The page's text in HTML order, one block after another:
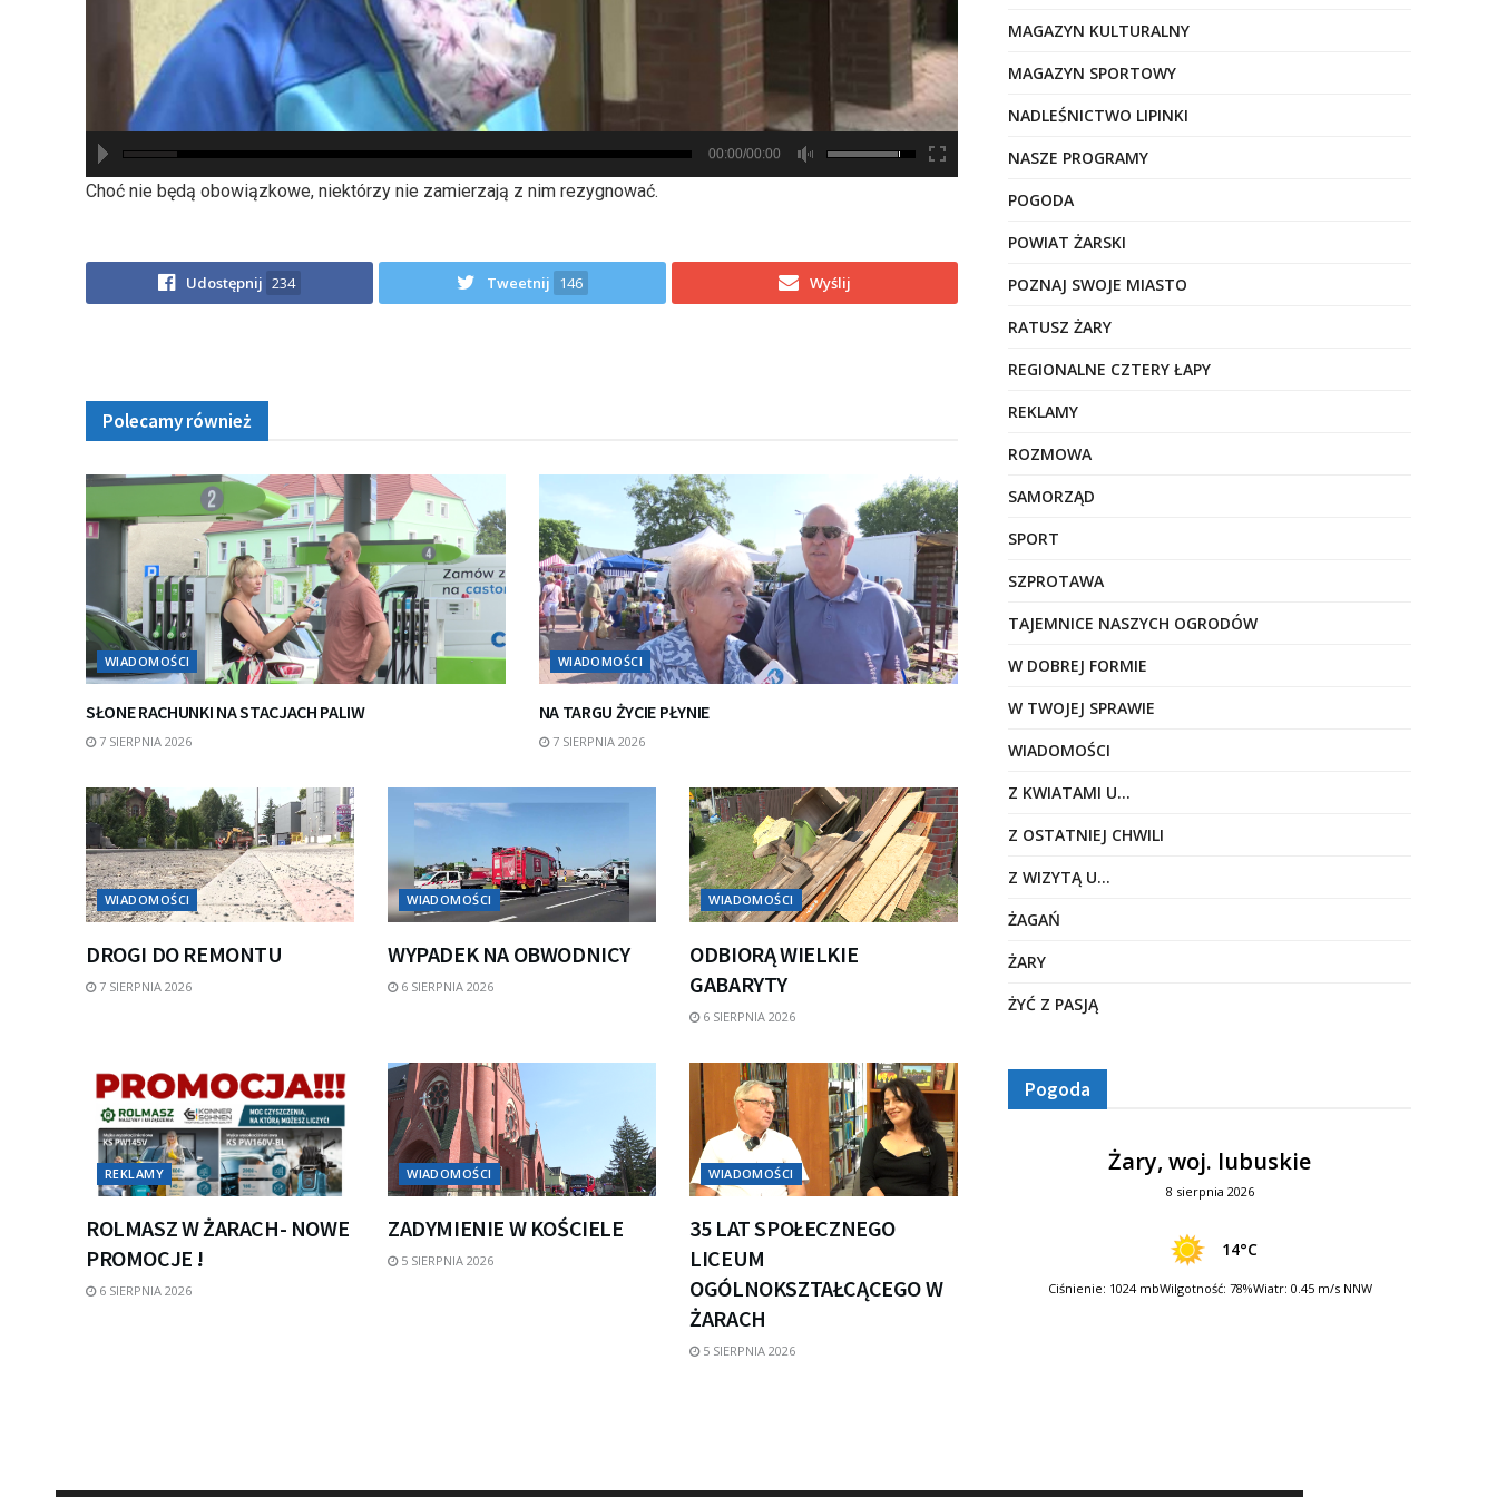
hd2880
hd2160
hd2160
hd1440
highres
hd1080
hd720
medium
00:00/00:00
Choć nie będą obowiązkowe, niektórzy nie zamierzają z nim rezygnować.
Udostępnij 234 Tweetnij 146 Wyślij
Polecamy również
WIADOMOŚCI
SŁONE RACHUNKI NA STACJACH PALIW
7 SIERPNIA 2026
WIADOMOŚCI
NA TARGU ŻYCIE PŁYNIE
7 SIERPNIA 2026
WIADOMOŚCI
DROGI DO REMONTU
7 SIERPNIA 2026
WIADOMOŚCI
WYPADEK NA OBWODNICY
6 SIERPNIA 2026
WIADOMOŚCI
ODBIORĄ WIELKIE
GABARYTY
6 SIERPNIA 2026
REKLAMY
ROLMASZ W ŻARACH- NOWE
PROMOCJE !
6 SIERPNIA 2026
WIADOMOŚCI
ZADYMIENIE W KOŚCIELE
5 SIERPNIA 2026
WIADOMOŚCI
35 LAT SPOŁECZNEGO
LICEUM
OGÓLNOKSZTAŁCĄCEGO W
ŻARACH
5 SIERPNIA 2026
MAGAZYN KULTURALNY
MAGAZYN SPORTOWY
NADLEŚNICTWO LIPINKI
NASZE PROGRAMY
POGODA
POWIAT ŻARSKI
POZNAJ SWOJE MIASTO
RATUSZ ŻARY
REGIONALNE CZTERY ŁAPY
REKLAMY
ROZMOWA
SAMORZĄD
SPORT
SZPROTAWA
TAJEMNICE NASZYCH OGRODÓW
W DOBREJ FORMIE
W TWOJEJ SPRAWIE
WIADOMOŚCI
Z KWIATAMI U…
Z OSTATNIEJ CHWILI
Z WIZYTĄ U…
ŻAGAŃ
ŻARY
ŻYĆ Z PASJĄ
Pogoda
Żary, woj. lubuskie
8 sierpnia 2026
14°C
Ciśnienie: 1024 mbWilgotność: 78%Wiatr: 0.45 m/s NNW